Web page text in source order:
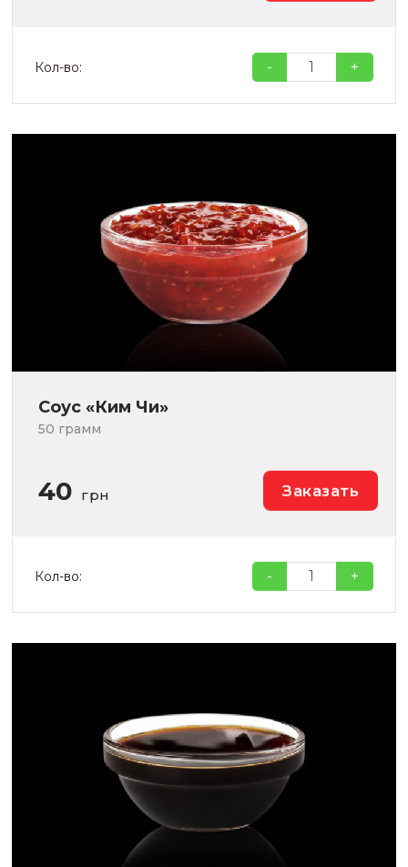
Кол-во: - +
Соус «Ким Чи»
50 грамм
40 грн Заказать
Кол-во: - +